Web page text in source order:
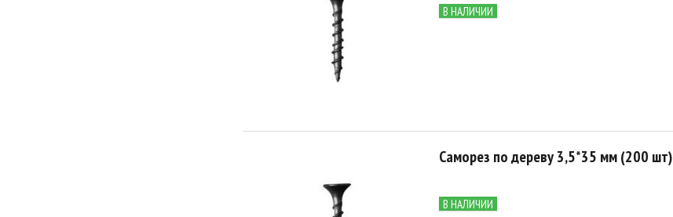
В НАЛИЧИИ
Саморез по дереву 3,5*35 мм (200 шт)
В НАЛИЧИИ